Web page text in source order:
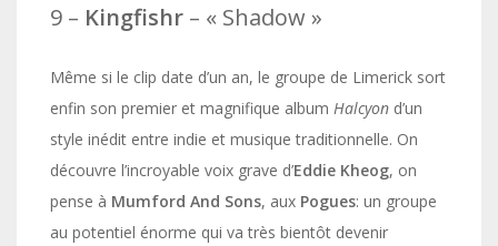
9 – Kingfishr – « Shadow »
Même si le clip date d’un an, le groupe de Limerick sort
enfin son premier et magnifique album Halcyon d’un
style inédit entre indie et musique traditionnelle. On
découvre l’incroyable voix grave d’Eddie Kheog, on
pense à Mumford And Sons, aux Pogues: un groupe
au potentiel énorme qui va très bientôt devenir